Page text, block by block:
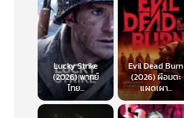
Lucky Strike
(2026) พากย์
ไทย...
Evil Dead Burn
(2026) ผีอมตะ
แผดเผา...